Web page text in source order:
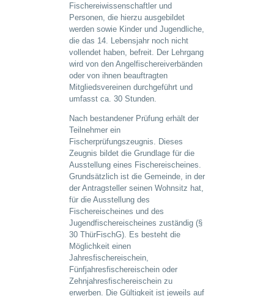
Fischereiwissenschaftler und
Personen, die hierzu ausgebildet
werden sowie Kinder und Jugendliche,
die das 14. Lebensjahr noch nicht
vollendet haben, befreit. Der Lehrgang
wird von den Angelfischereiverbänden
oder von ihnen beauftragten
Mitgliedsvereinen durchgeführt und
umfasst ca. 30 Stunden.
Nach bestandener Prüfung erhält der
Teilnehmer ein
Fischerprüfungszeugnis. Dieses
Zeugnis bildet die Grundlage für die
Ausstellung eines Fischereischeines.
Grundsätzlich ist die Gemeinde, in der
der Antragsteller seinen Wohnsitz hat,
für die Ausstellung des
Fischereischeines und des
Jugendfischereischeines zuständig (§
30 ThürFischG). Es besteht die
Möglichkeit einen
Jahresfischereischein,
Fünfjahresfischereischein oder
Zehnjahresfischereischein zu
erwerben. Die Gültigkeit ist jeweils auf